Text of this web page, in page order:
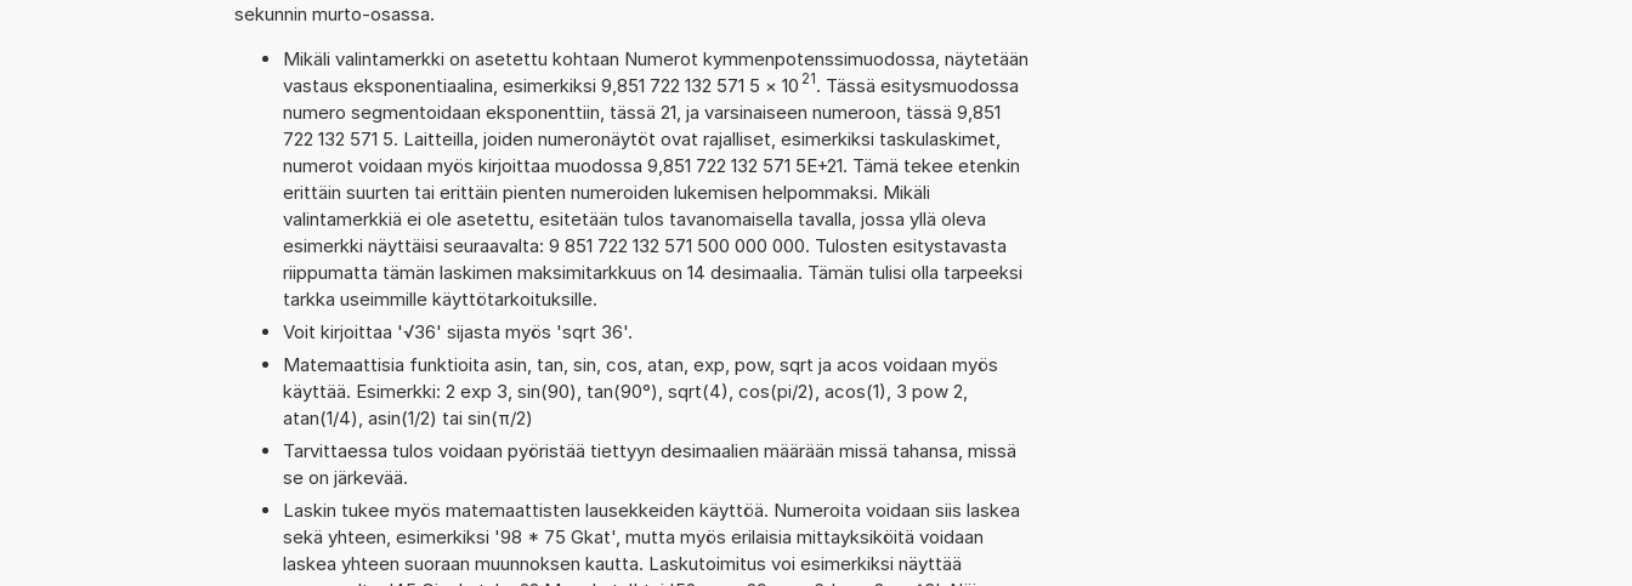
sekunnin murto-osassa.
Mikäli valintamerkki on asetettu kohtaan Numerot kymmenpotenssimuodossa, näytetään
vastaus eksponentiaalina, esimerkiksi 9,851 722 132 571 5 × 10 21. Tässä esitysmuodossa
numero segmentoidaan eksponenttiin, tässä 21, ja varsinaiseen numeroon, tässä 9,851
722 132 571 5. Laitteilla, joiden numeronäytöt ovat rajalliset, esimerkiksi taskulaskimet,
numerot voidaan myös kirjoittaa muodossa 9,851 722 132 571 5E+21. Tämä tekee etenkin
erittäin suurten tai erittäin pienten numeroiden lukemisen helpommaksi. Mikäli
valintamerkkiä ei ole asetettu, esitetään tulos tavanomaisella tavalla, jossa yllä oleva
esimerkki näyttäisi seuraavalta: 9 851 722 132 571 500 000 000. Tulosten esitystavasta
riippumatta tämän laskimen maksimitarkkuus on 14 desimaalia. Tämän tulisi olla tarpeeksi
tarkka useimmille käyttötarkoituksille.
Voit kirjoittaa '√36' sijasta myös 'sqrt 36'.
Matemaattisia funktioita asin, tan, sin, cos, atan, exp, pow, sqrt ja acos voidaan myös
käyttää. Esimerkki: 2 exp 3, sin(90), tan(90°), sqrt(4), cos(pi/2), acos(1), 3 pow 2,
atan(1/4), asin(1/2) tai sin(π/2)
Tarvittaessa tulos voidaan pyöristää tiettyyn desimaalien määrään missä tahansa, missä
se on järkevää.
Laskin tukee myös matemaattisten lausekkeiden käyttöä. Numeroita voidaan siis laskea
sekä yhteen, esimerkiksi '98 * 75 Gkat', mutta myös erilaisia mittayksiköitä voidaan
laskea yhteen suoraan muunnoksen kautta. Laskutoimitus voi esimerkiksi näyttää